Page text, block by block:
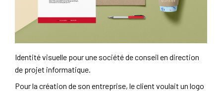
Identité visuelle pour une société de conseil en direction
de projet informatique.
Pour la création de son entreprise, le client voulait un logo